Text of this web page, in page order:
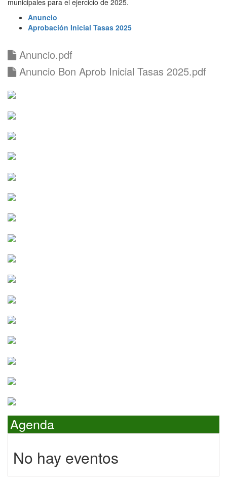
municipales para el ejercicio de 2025.
Anuncio
Aprobación Inicial Tasas 2025
Anuncio.pdf
Anuncio Bon Aprob Inicial Tasas 2025.pdf
Agenda
No hay eventos